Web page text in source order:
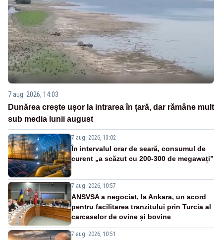
7 aug. 2026, 14:03
Dunărea crește ușor la intrarea în țară, dar rămâne mult
sub media lunii august
7 aug. 2026, 13:02
În intervalul orar de seară, consumul de
curent „a scăzut cu 200-300 de megawați”
7 aug. 2026, 10:57
ANSVSA a negociat, la Ankara, un acord
pentru facilitarea tranzitului prin Turcia al
carcaselor de ovine și bovine
7 aug. 2026, 10:51